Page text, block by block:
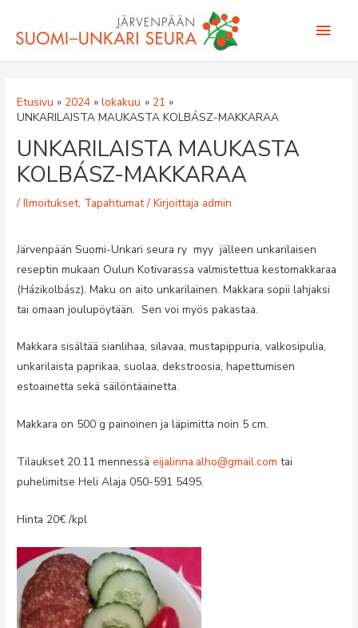
sisältöön
Etusivu 2024 lokakuu
21
UNKARILAISTA MAUKASTA KOLBÁSZ-MAKKARAA
UNKARILAISTA MAUKASTA
KOLBÁSZ-MAKKARAA
/Ilmoitukset, Tapahtumat/ Kirjoittaja admin
Järvenpään Suomi-Unkari seura ry myy jälleen unkarilaisen
reseptin mukaan Oulun Kotivarassa valmistettua kestomakkaraa
(Házikolbász). Maku on aito unkarilainen. Makkara sopii lahjaksi
tai omaan joulupöytään. Sen voi myös pakastaa.
Makkara sisältää sianlihaa, silavaa, mustapippuria, valkosipulia,
unkarilaista paprikaa, suolaa, dekstroosia, hapettumisen
estoainetta sekä säilöntäainetta.
Makkara on 500 g painoinen ja läpimitta noin 5 cm.
Tilaukset 20.11 mennessäeijalinna.alho@gmail.com tai
puhelimitse Heli Alaja 050-591 5495.
Hinta 20€ /kpl